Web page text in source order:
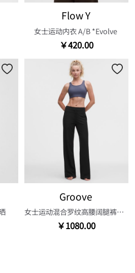
Flow Y
女士运动内衣 A/B *Evolve
￥420.00
Groove
女士运动混合罗纹高腰阔腿裤*常规款
￥1080.00